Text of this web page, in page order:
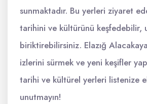
sunmaktadır. Bu yerleri ziyaret
tarihini ve kültürünü keşfedebilir,
biriktirebilirsiniz. Elazığ
izlerini sürmek ve yeni keşifler
tarihi ve kültürel yerleri listenize
unutmayın!